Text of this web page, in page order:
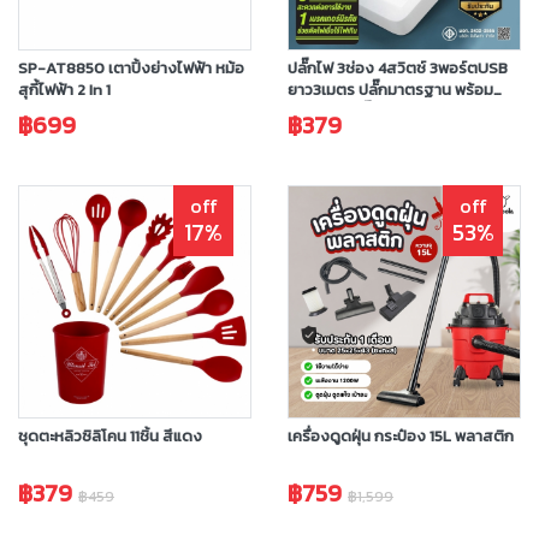
SP-AT8850 เตาปิ้งย่างไฟฟ้า หม้อ
สุกี้ไฟฟ้า 2 In 1
฿699
ปลั๊กไฟ 3ช่อง 4สวิตช์ 3พอร์ตUSB
ยาว3เมตร ปลั๊กมาตรฐาน พร้อม
ช่องUSB ปลั๊กสามตา มีมอก.ประกัน
3 ปี
฿379
off
17%
ชุดตะหลิวซิลิโคน 11ชิ้น สีแดง
฿379 ฿459
off
53%
เครื่องดูดฝุ่น กระป๋อง 15L พลาสติก
฿759 ฿1,599